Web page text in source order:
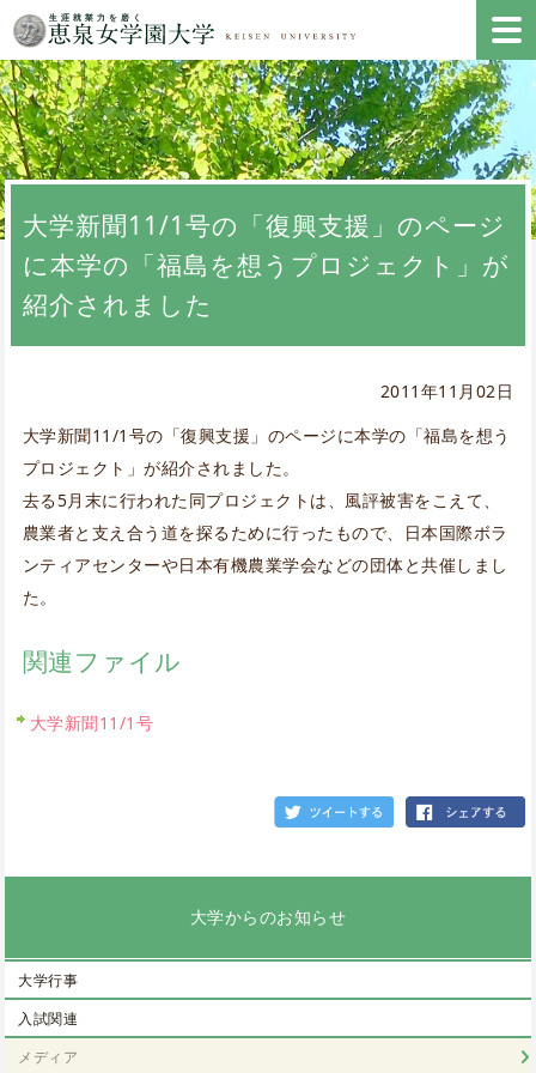
大学新聞11/1号の「復興支援」のページ
に本学の「福島を想うプロジェクト」が
紹介されました
2011年11月02日
大学新聞11/1号の「復興支援」のページに本学の「福島を想う
プロジェクト」が紹介されました。
去る5月末に行われた同プロジェクトは、風評被害をこえて、
農業者と支え合う道を探るために行ったもので、日本国際ボラ
ンティアセンターや日本有機農業学会などの団体と共催しまし
た。
関連ファイル
大学新聞11/1号
大学からのお知らせ
大学行事
入試関連
メディア